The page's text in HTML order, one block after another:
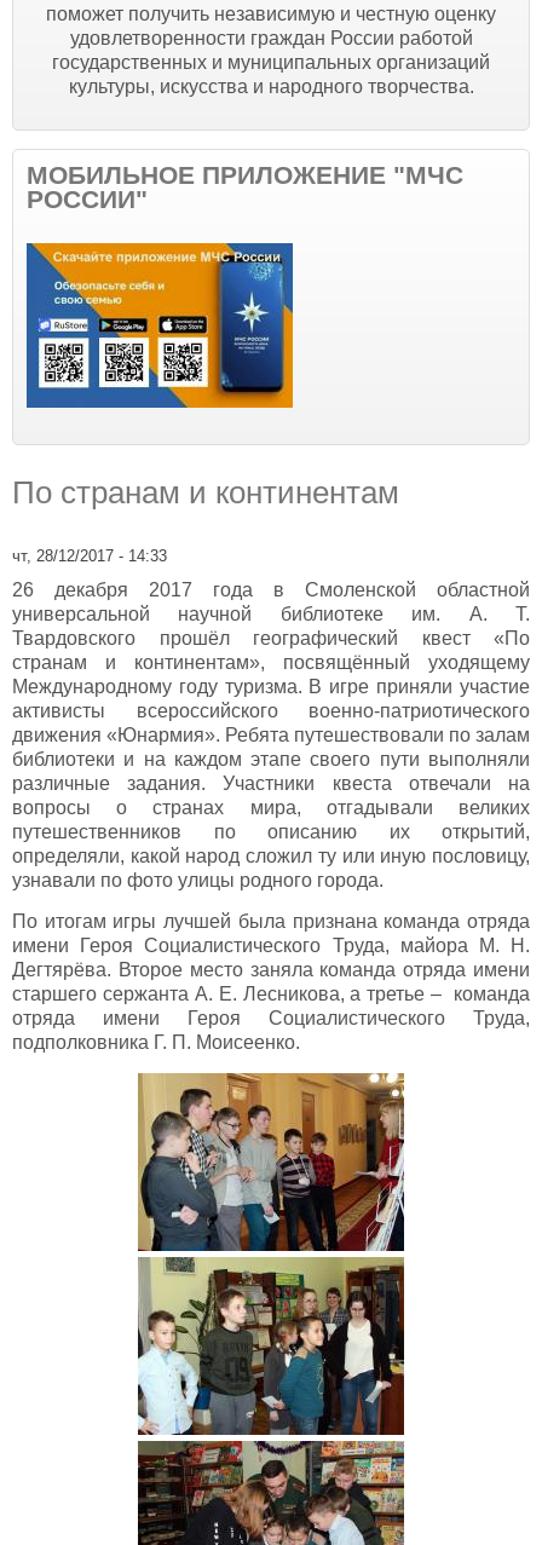
поможет получить независимую и честную оценку
удовлетворенности граждан России работой
государственных и муниципальных организаций
культуры, искусства и народного творчества.
МОБИЛЬНОЕ ПРИЛОЖЕНИЕ "МЧС
РОССИИ"
По странам и континентам
чт, 28/12/2017 - 14:33
26 декабря 2017 года в Смоленской областной
универсальной научной библиотеке им. А. Т.
Твардовского прошёл географический квест «По
странам и континентам», посвящённый уходящему
Международному году туризма. В игре приняли участие
активисты всероссийского военно-патриотического
движения «Юнармия». Ребята путешествовали по залам
библиотеки и на каждом этапе своего пути выполняли
различные задания. Участники квеста отвечали на
вопросы о странах мира, отгадывали великих
путешественников по описанию их открытий,
определяли, какой народ сложил ту или иную пословицу,
узнавали по фото улицы родного города.
По итогам игры лучшей была признана команда отряда
имени Героя Социалистического Труда, майора М. Н.
Дегтярёва. Второе место заняла команда отряда имени
старшего сержанта А. Е. Лесникова, а третье – команда
отряда имени Героя Социалистического Труда,
подполковника Г. П. Моисеенко.